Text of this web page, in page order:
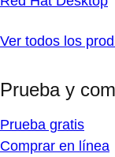
Ver todos los
Prueba y
Prueba gratis
Comprar en línea